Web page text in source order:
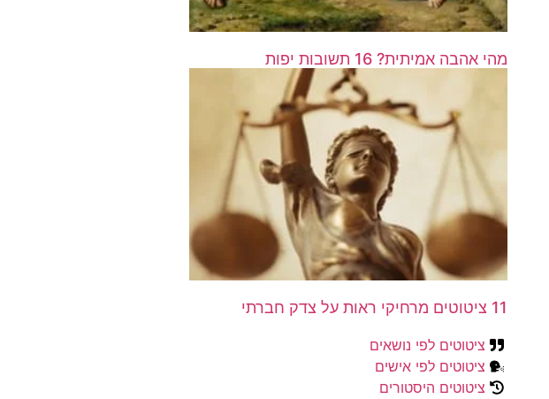
מהי אהבה אמיתית? 16 תשובות יפות
11 ציטוטים מרחיקי ראות על צדק חברתי
ציטוטים לפי נושאים
ציטוטים לפי אישים
ציטוטים היסטורים